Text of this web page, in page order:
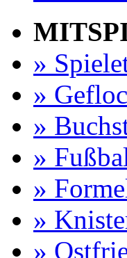
»
»
»
»
»
»
»